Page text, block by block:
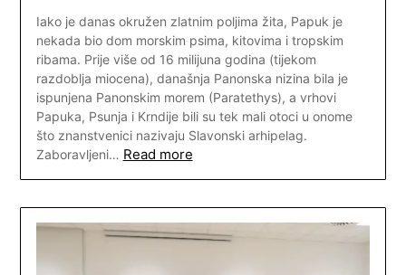
Iako je danas okružen zlatnim poljima žita, Papuk je
nekada bio dom morskim psima, kitovima i tropskim
ribama. Prije više od 16 milijuna godina (tijekom
razdoblja miocena), današnja Panonska nizina bila je
ispunjena Panonskim morem (Paratethys), a vrhovi
Papuka, Psunja i Krndije bili su tek mali otoci u onome
što znanstvenici nazivaju Slavonski arhipelag.
Zaboravljeni… Read more